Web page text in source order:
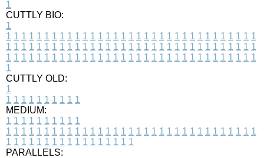
1
CUTTLY BIO:
1
1 1 1 1 1 1 1 1 1 1 1 1 1 1 1 1 1 1 1 1 1 1 1 1 1 1 1 1 1 1 1 1 1
1 1 1 1 1 1 1 1 1 1 1 1 1 1 1 1 1 1 1 1 1 1 1 1 1 1 1 1 1 1 1 1 1
1 1 1 1 1 1 1 1 1 1 1 1 1 1 1 1 1 1 1 1 1 1 1 1 1 1 1 1 1 1 1 1 1
1
CUTTLY OLD:
1
1 1 1 1 1 1 1 1 1 1
MEDIUM:
1 1 1 1 1 1 1 1 1 1
1 1 1 1 1 1 1 1 1 1 1 1 1 1 1 1 1 1 1 1 1 1 1 1 1 1 1 1 1 1 1 1 1
1 1 1 1 1 1 1 1 1 1 1 1 1 1 1 1 1
PARALLELS: